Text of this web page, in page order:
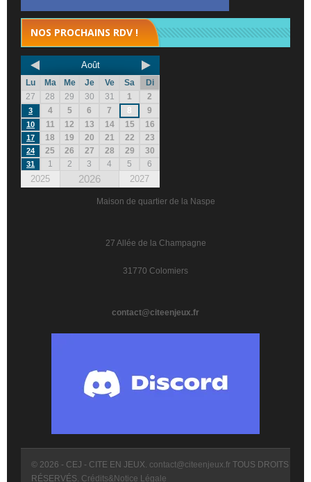
NOS PROCHAINS RDV !
Août
Lu Ma Me Je Ve Sa
Di
27
28 29 30 31 1 2
3 4 5 6 7 8 9
10 11 12 13 14 15 16
17 18 19 20 21 22 23
24 25 26 27 28 29 30
31 1 2 3 4 5 6
2025 2026 2027
Maison de quartier de la Naspe
27 Allée de la Champagne
31770 Colomiers
contact@citeenjeux.fr
© 2026 - CEJ - CITE EN JEUX. contact@citeenjeux.fr TOUS DROITS
RÉSERVÉS. Crédits&Notice Légale